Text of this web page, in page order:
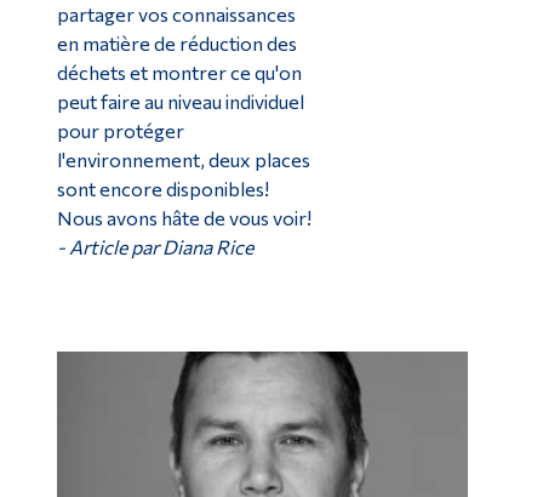
partager vos connaissances
en matière de réduction des
déchets et montrer ce qu'on
peut faire au niveau individuel
pour protéger
l'environnement, deux places
sont encore disponibles!
Nous avons hâte de vous voir!
- Article par Diana Rice